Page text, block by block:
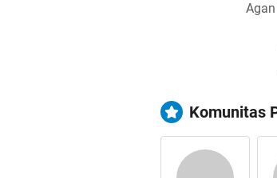
Komunitas